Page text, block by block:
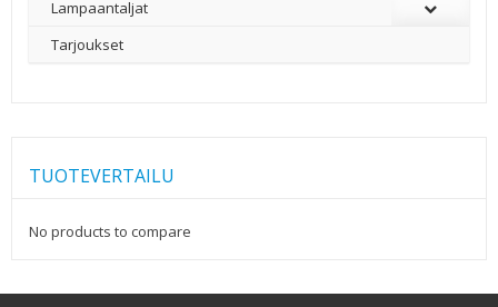
Lampaantaljat
Tarjoukset
TUOTEVERTAILU
No products to compare